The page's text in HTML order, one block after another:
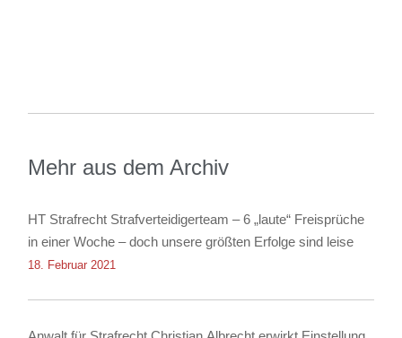
Mehr aus dem Archiv
HT Strafrecht Strafverteidigerteam – 6 „laute“ Freisprüche
in einer Woche – doch unsere größten Erfolge sind leise
18. Februar 2021